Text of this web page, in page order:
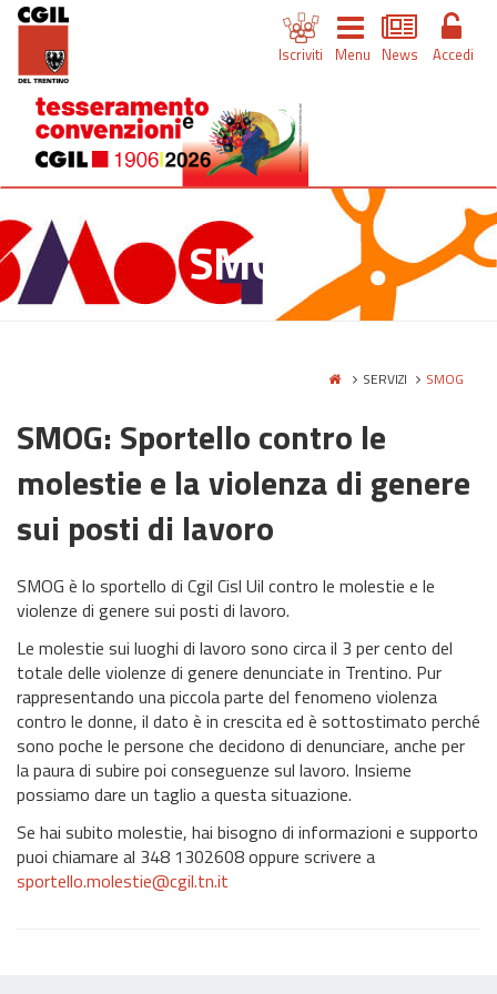
Iscriviti Menu News Accedi
SMOG
SERVIZI SMOG
SMOG: Sportello contro le
molestie e la violenza di genere
sui posti di lavoro
SMOG è lo sportello di Cgil Cisl Uil contro le molestie e le
violenze di genere sui posti di lavoro.
Le molestie sui luoghi di lavoro sono circa il 3 per cento del
totale delle violenze di genere denunciate in Trentino. Pur
rappresentando una piccola parte del fenomeno violenza
contro le donne, il dato è in crescita ed è sottostimato perché
sono poche le persone che decidono di denunciare, anche per
la paura di subire poi conseguenze sul lavoro. Insieme
possiamo dare un taglio a questa situazione.
Se hai subito molestie, hai bisogno di informazioni e supporto
puoi chiamare al 348 1302608 oppure scrivere a
sportello.molestie@cgil.tn.it